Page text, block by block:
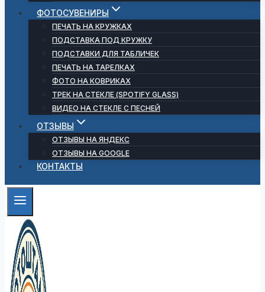
ФОТОСУВЕНИРЫ
ПЕЧАТЬ НА КРУЖКАХ
ПОДСТАВКА ПОД КРУЖКУ
ПОДСТАВКИ ДЛЯ ТАБЛИЧЕК
ПЕЧАТЬ НА ТАРЕЛКАХ
ФОТО НА КОВРИКАХ
ТРЕК НА СТЕКЛЕ (SPOTIFY GLASS)
ВИДЕО НА СТЕКЛЕ С ПЕСНЕЙ
ОТЗЫВЫ
ОТЗЫВЫ НА ЯНДЕКС
ОТЗЫВЫ НА GOOGLE
КОНТАКТЫ